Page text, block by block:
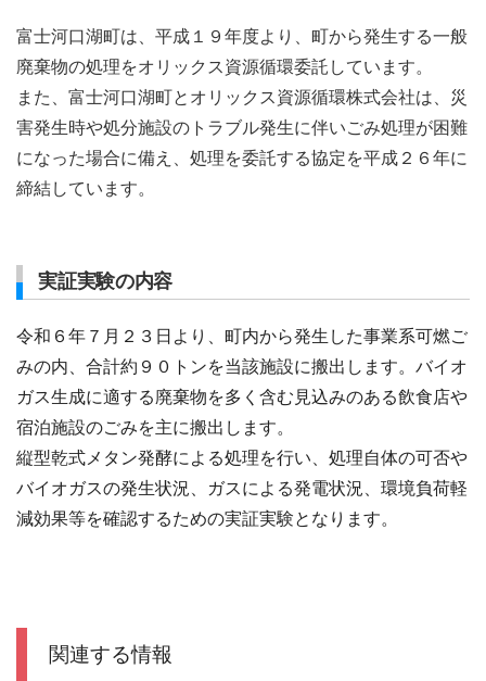
富士河口湖町は、平成１９年度より、町から発生する一般
廃棄物の処理をオリックス資源循環委託しています。
また、富士河口湖町とオリックス資源循環株式会社は、災
害発生時や処分施設のトラブル発生に伴いごみ処理が困難
になった場合に備え、処理を委託する協定を平成２６年に
締結しています。
実証実験の内容
令和６年７月２３日より、町内から発生した事業系可燃ご
みの内、合計約９０トンを当該施設に搬出します。バイオ
ガス生成に適する廃棄物を多く含む見込みのある飲食店や
宿泊施設のごみを主に搬出します。
縦型乾式メタン発酵による処理を行い、処理自体の可否や
バイオガスの発生状況、ガスによる発電状況、環境負荷軽
減効果等を確認するための実証実験となります。
関連する情報